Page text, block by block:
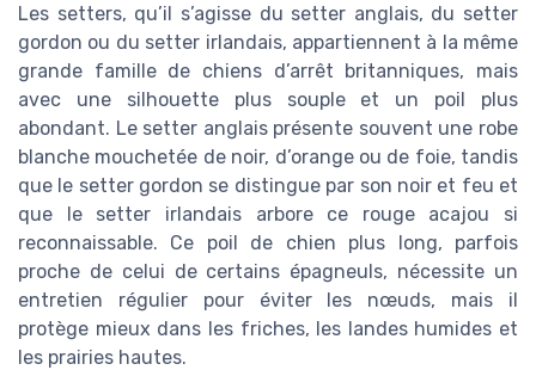
Les setters, qu’il s’agisse du setter anglais, du setter
gordon ou du setter irlandais, appartiennent à la même
grande famille de chiens d’arrêt britanniques, mais
avec une silhouette plus souple et un poil plus
abondant. Le setter anglais présente souvent une robe
blanche mouchetée de noir, d’orange ou de foie, tandis
que le setter gordon se distingue par son noir et feu et
que le setter irlandais arbore ce rouge acajou si
reconnaissable. Ce poil de chien plus long, parfois
proche de celui de certains épagneuls, nécessite un
entretien régulier pour éviter les nœuds, mais il
protège mieux dans les friches, les landes humides et
les prairies hautes.